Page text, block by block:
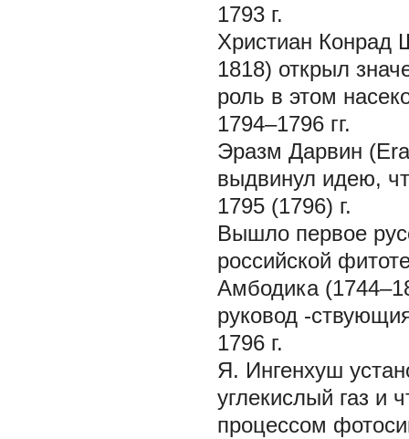
1793 г.
Христиан Конрад
1818) открыл
роль в этом
1794–1796 гг.
Эразм Дарвин
выдвинул идею,
1795 (1796) г.
Вышло первое
российской
Амбодика
руковод -
1796 г.
Я. Ингенхуш
углекислый газ и
процессом